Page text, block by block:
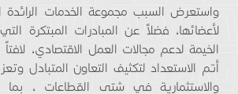
واستعرض السبب مجموعة الخدمات الرائدة
لأعضائها، فضلاً عن المبادرات المبتكرة
الخيمة لدعم مجالات العمل الاقتصادي،
أتم الاستعداد لتكثيف التعاون المتبادل
والاستثمارية في شتى القطاعات ، بما